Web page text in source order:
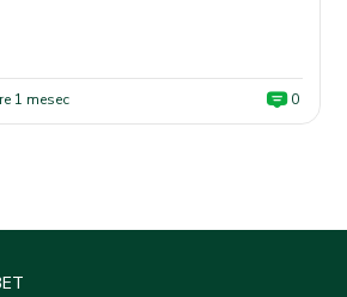
1 mesec 0